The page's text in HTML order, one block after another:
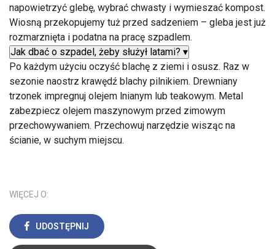
napowietrzyć glebę, wybrać chwasty i wymieszać kompost.
Wiosną przekopujemy tuż przed sadzeniem – gleba jest już
rozmarznięta i podatna na pracę szpadlem.
Jak dbać o szpadel, żeby służył latami? ▾
Po każdym użyciu oczyść blachę z ziemi i osusz. Raz w
sezonie naostrz krawędź blachy pilnikiem. Drewniany
trzonek impregnuj olejem lnianym lub teakowym. Metal
zabezpiecz olejem maszynowym przed zimowym
przechowywaniem. Przechowuj narzędzie wisząc na
ścianie, w suchym miejscu.
WIĘCEJ O:
UDOSTĘPNIJ